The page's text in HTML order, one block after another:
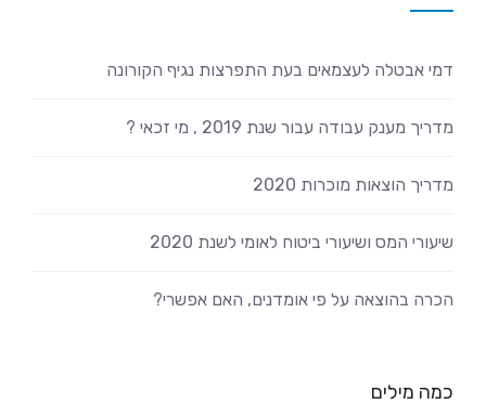
דמי אבטלה לעצמאים בעת התפרצות נגיף הקורונה
מדריך מענק עבודה עבור שנת 2019 , מי זכאי ?
מדריך הוצאות מוכרות 2020
שיעורי המס ושיעורי ביטוח לאומי לשנת 2020
הכרה בהוצאה על פי אומדנים, האם אפשרי?
כמה מילים